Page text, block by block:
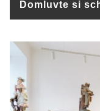
Domluvte si